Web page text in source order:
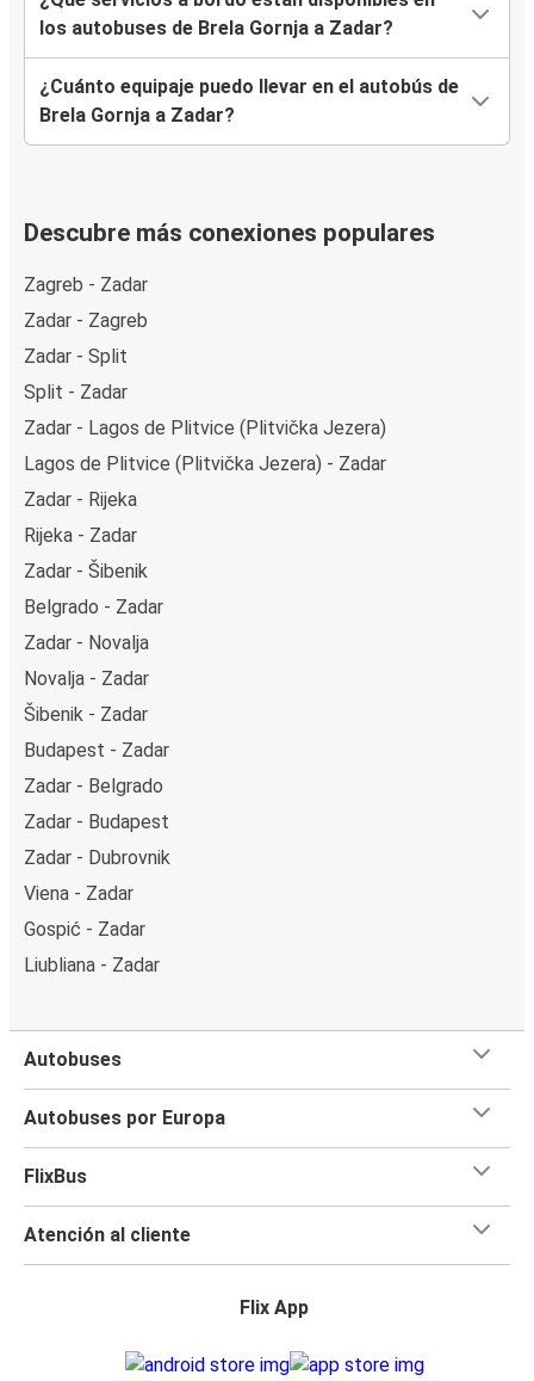
los autobuses de Brela Gornja a Zadar?
¿Cuánto equipaje puedo llevar en el autobús de
Brela Gornja a Zadar?
Descubre más conexiones populares
Zagreb - Zadar
Zadar - Zagreb
Zadar - Split
Split - Zadar
Zadar - Lagos de Plitvice (Plitvička Jezera)
Lagos de Plitvice (Plitvička Jezera) - Zadar
Zadar - Rijeka
Rijeka - Zadar
Zadar - Šibenik
Belgrado - Zadar
Zadar - Novalja
Novalja - Zadar
Šibenik - Zadar
Budapest - Zadar
Zadar - Belgrado
Zadar - Budapest
Zadar - Dubrovnik
Viena - Zadar
Gospić - Zadar
Liubliana - Zadar
Autobuses
Autobuses por Europa
FlixBus
Atención al cliente
Flix App